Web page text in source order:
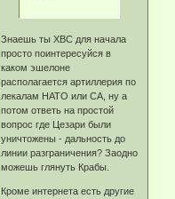
Знаешь ты ХВС для начала
просто поинтересуйся в
каком эшелоне
располагается артиллерия по
лекалам НАТО или СА, ну а
потом ответь на простой
вопрос где Цезари были
уничтожены - дальность до
линии разграничения? Заодно
можешь глянуть Крабы.
Кроме интернета есть другие